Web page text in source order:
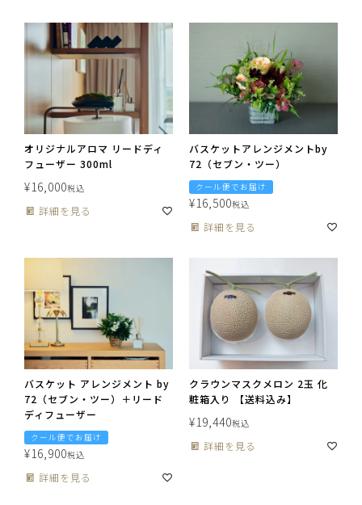
オリジナルアロマ リードディ
フューザー 300ml
¥16,000税込
詳細を見る
バスケットアレンジメントby
72（セブン・ツー）
クール便でお届け
¥16,500税込
詳細を見る
バスケット アレンジメント by
72（セブン・ツー）＋リード
ディフューザー
クール便でお届け
¥16,900税込
詳細を見る
クラウンマスクメロン 2玉 化
粧箱入り 【送料込み】
¥19,440税込
詳細を見る